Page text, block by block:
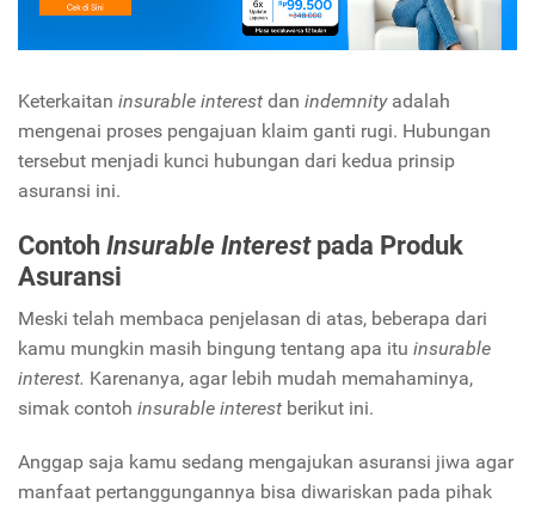
Keterkaitan insurable interest dan indemnity adalah
mengenai proses pengajuan klaim ganti rugi. Hubungan
tersebut menjadi kunci hubungan dari kedua prinsip
asuransi ini.
ContohInsurable Interestpada Produk
Asuransi
Meski telah membaca penjelasan di atas, beberapa dari
kamu mungkin masih bingung tentang apa itu insurable
interest. Karenanya, agar lebih mudah memahaminya,
simak contoh insurable interest berikut ini.
Anggap saja kamu sedang mengajukan asuransi jiwa agar
manfaat pertanggungannya bisa diwariskan pada pihak